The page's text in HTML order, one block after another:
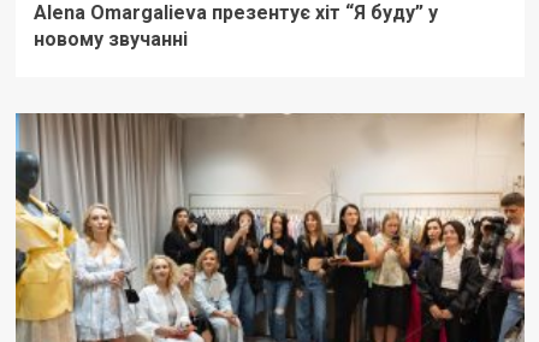
Alena Omargalieva презентує хіт “Я буду” у
новому звучанні